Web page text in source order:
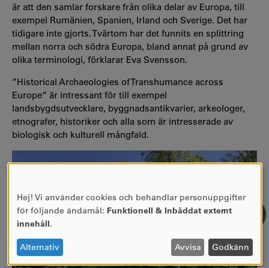
är att den samlar forskare från olika delar av Europa, till
exempel Rumänien, Spanien, Irland och Sverige. Det har
tidigare inte gjorts. Tvärtom har det funnits en splittring
mellan norra och södra Europa, bland annat på grund av
olika terminologi, förklarar Eva Svensson.
”Historical Archaeologies of Transhumance across
Europe” är intressant för till exempel
landsbygdsutvecklare, byggnadsantikvarier, arkeologer,
etnografer, historiker och alla som är intresserade av
biologisk och kulturell mångfald.
ANVÄNDNING
AV
OCH
COOKIES
Hej! Vi använder cookies och behandlar personuppgifter
för följande ändamål: Funktionell & Inbäddat externt
innehåll.
Alternativ Avvisa Godkänn